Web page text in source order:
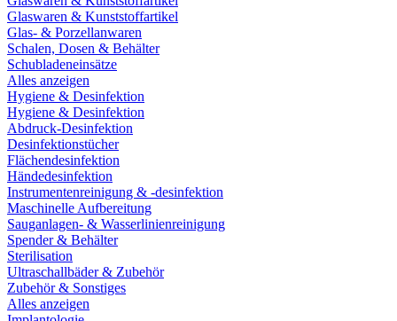
Glaswaren & Kunststoffartikel
Glas- & Porzellanwaren
Schalen, Dosen & Behälter
Schubladeneinsätze
Alles anzeigen
Hygiene & Desinfektion
Hygiene & Desinfektion
Abdruck-Desinfektion
Desinfektionstücher
Flächendesinfektion
Händedesinfektion
Instrumentenreinigung & -desinfektion
Maschinelle Aufbereitung
Sauganlagen- & Wasserlinienreinigung
Spender & Behälter
Sterilisation
Ultraschallbäder & Zubehör
Zubehör & Sonstiges
Alles anzeigen